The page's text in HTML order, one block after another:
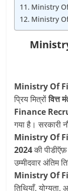
Ministry
Ministry
Ministry Of
प्रिय मित्रोंवित्त
Finance
गया है। सरकारी
Ministry Of
2024की
उम्मीदवार अंतिम
Ministry Of
तिथियाँ,